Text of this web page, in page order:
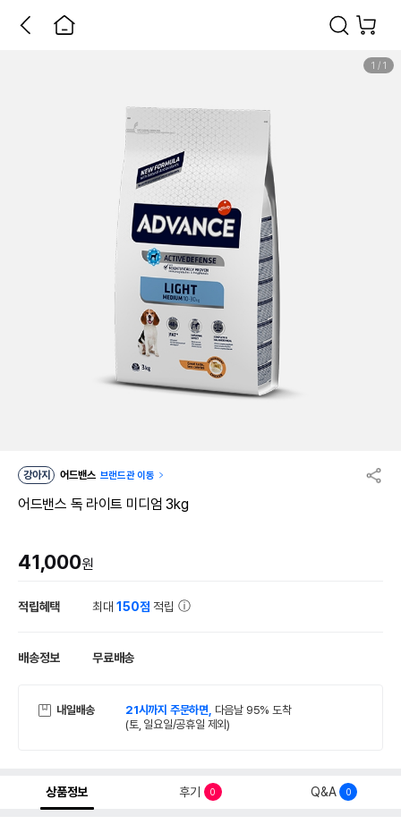
1 / 1
강아지 어드밴스 브랜드관 이동
어드밴스 독 라이트 미디엄 3kg
41,000원
적립혜택 최대150점 적립
배송정보 무료배송
내일배송 21시까지 주문하면, 다음날 95% 도착
(토, 일요일/공휴일 제외)
상품정보 후기 0 Q&A 0